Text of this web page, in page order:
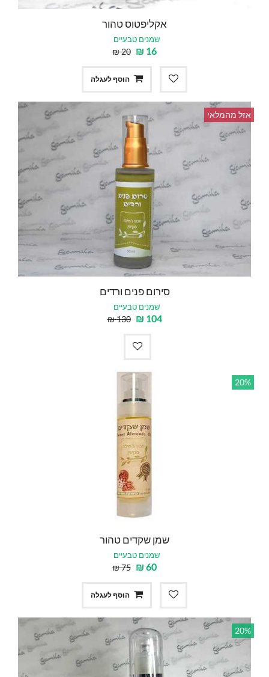
אקליפטוס טהור
שמנים טבעיים
16
₪
20
₪
הוסף לעגלה
אזל מהמלאי
סירום פנים ורדים
שמנים טבעיים
104
₪
130
₪
20%
שמן שקדים טהור
שמנים טבעיים
60
₪
75
₪
הוסף לעגלה
20%